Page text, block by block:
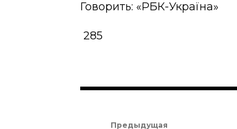
Говорить: «РБК-Україна»
285
Предыдущая